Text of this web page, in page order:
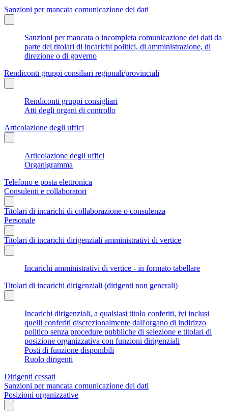
Sanzioni per mancata comunicazione dei dati
Sanzioni per mancata o incompleta comunicazione dei dati da
parte dei titolari di incarichi politici, di amministrazione, di
direzione o di governo
Rendiconti gruppi consiliari regionali/provinciali
Rendiconti gruppi consigliari
Atti degli organi di controllo
Articolazione degli uffici
Articolazione degli uffici
Organigramma
Telefono e posta elettronica
Consulenti e collaboratori
Titolari di incarichi di collaborazione o consulenza
Personale
Titolari di incarichi dirigenziali amministrativi di vertice
Incarichi amministrativi di vertice - in formato tabellare
Titolari di incarichi dirigenziali (dirigenti non generali)
Incarichi dirigenziali, a qualsiasi titolo conferiti, ivi inclusi
quelli conferiti discrezionalmente dall'organo di indirizzo
politico senza procedure pubbliche di selezione e titolari di
posizione organizzativa con funzioni dirigenziali
Posti di funzione disponibili
Ruolo dirigenti
Dirigenti cessati
Sanzioni per mancata comunicazione dei dati
Posizioni organizzative